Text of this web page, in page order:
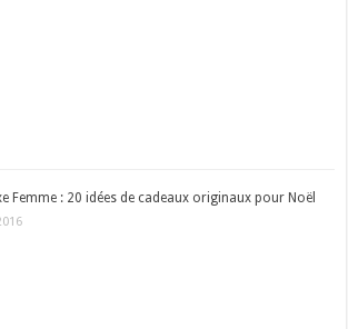
Femme : 20 idées de cadeaux originaux pour Noël